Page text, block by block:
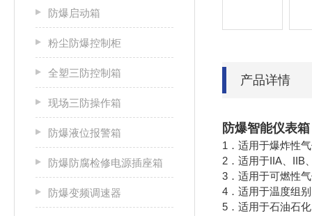
防爆启动箱
粉尘防爆控制柜
全塑三防控制箱
现场三防操作箱
防爆液位报警箱
防爆防腐检修电源插座箱
防爆变频调速器
产品详情
防爆智能仪表
1．适用于爆炸性
2．适用于IIA、IIB
3．适用于可燃性
4．适用于温度组
5．适用于石油石